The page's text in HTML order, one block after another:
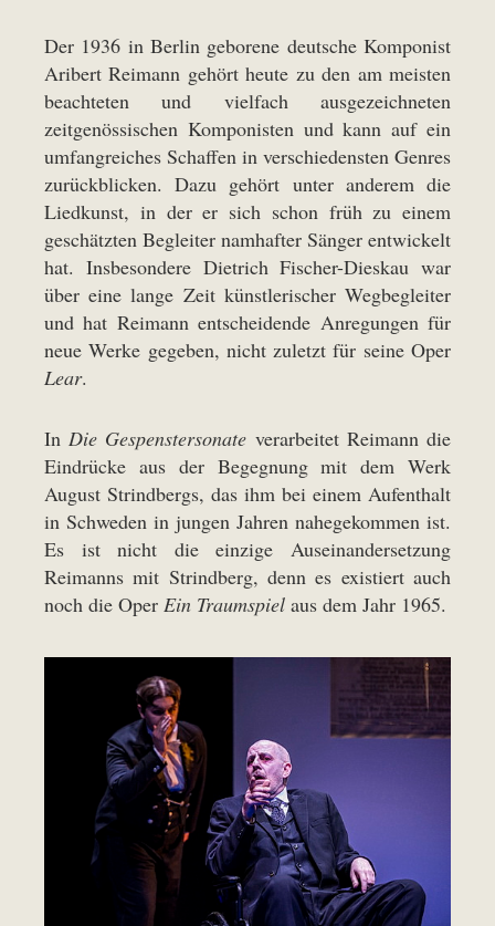
Der 1936 in Berlin geborene deutsche Komponist
Aribert Reimann gehört heute zu den am meisten
beachteten und vielfach ausgezeichneten
zeitgenössischen Komponisten und kann auf ein
umfangreiches Schaffen in verschiedensten Genres
zurückblicken. Dazu gehört unter anderem die
Liedkunst, in der er sich schon früh zu einem
geschätzten Begleiter namhafter Sänger entwickelt
hat. Insbesondere Dietrich Fischer-Dieskau war
über eine lange Zeit künstlerischer Wegbegleiter
und hat Reimann entscheidende Anregungen für
neue Werke gegeben, nicht zuletzt für seine Oper
Lear.
InDie Gespenstersonate verarbeitet Reimann die
Eindrücke aus der Begegnung mit dem Werk
August Strindbergs, das ihm bei einem Aufenthalt
in Schweden in jungen Jahren nahegekommen ist.
Es ist nicht die einzige Auseinandersetzung
Reimanns mit Strindberg, denn es existiert auch
noch die Oper Ein Traumspiel aus dem Jahr 1965.